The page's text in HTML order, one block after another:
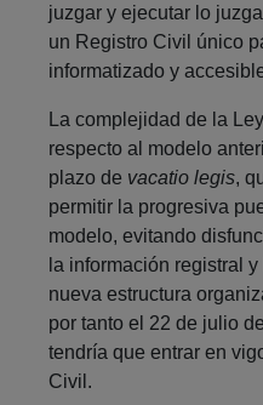
juzgar y ejecutar lo
un Registro Civil único
informatizado y
La complejidad de la
respecto al modelo
plazo de vacatio legis,
permitir la progresiva
modelo, evitando
la información registral
nueva estructura
por tanto el 22 de julio
tendría que entrar en
Civil.